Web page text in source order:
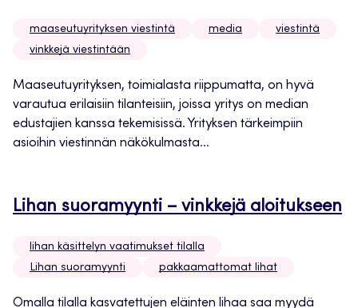
maaseutuyrityksen viestintä media
viestintä
vinkkejä viestintään
Maaseutuyrityksen, toimialasta riippumatta, on hyvä
varautua erilaisiin tilanteisiin, joissa yritys on median
edustajien kanssa tekemisissä. Yrityksen tärkeimpiin
asioihin viestinnän näkökulmasta...
Lihan suoramyynti – vinkkejä aloitukseen
lihan käsittelyn vaatimukset tilalla
Lihan suoramyynti
pakkaamattomat lihat
Omalla tilalla kasvatettujen eläinten lihaa saa myydä